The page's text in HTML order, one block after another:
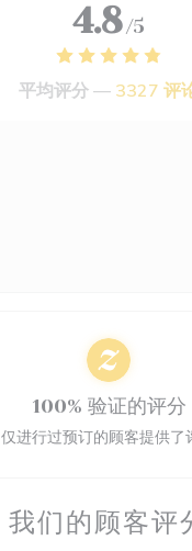
我们的顾客评
4.8 /5
平均评分 — 3327 评
100% 验证的评分
仅进行过预订的顾客提供了